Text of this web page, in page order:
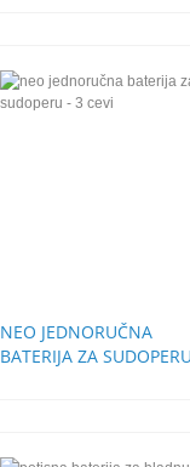
NEO JEDNORUČNA
BATERIJA ZA